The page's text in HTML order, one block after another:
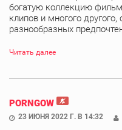
богатую коллекцию
клипов и многого
разнообразных
Читать далее
PORNGOW
23 ИЮНЯ 2022 Г. В 14:32